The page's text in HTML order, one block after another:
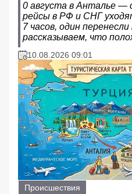
0 августа в Анталье —
рейсы в РФ и СНГ
7 часов, один
рассказываем, что
10.08.2026 09:01
Происшествия